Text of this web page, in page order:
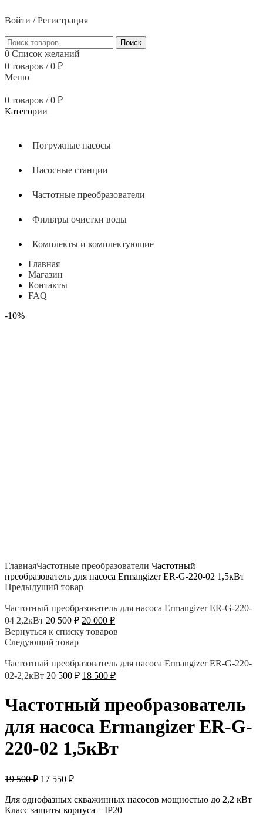
Войти / Регистрация
Поиск
0 Список желаний
0 товаров / 0 ₽
Меню
0 товаров / 0 ₽
Категории
Погружные насосы
Насосные станции
Частотные преобразователи
Фильтры очистки воды
Комплекты и комплектующие
Главная
Магазин
Контакты
FAQ
-10%
ГлавнаяЧастотные преобразователи Частотный
преобразователь для насоса Ermangizer ER-G-220-02 1,5кВт
Предыдущий товар
Частотный преобразователь для насоса Ermangizer ER-G-220-
04 2,2кВт 20 500₽ Первоначальная
цена
составляла
500 ₽.
20 000 ₽Текущая
цена:
Вернуться к списку товаров
Следующий товар
Частотный преобразователь для насоса Ermangizer ER-G-220-
02-2,2кВт 20 500₽ Первоначальная
20
18 500 ₽Текущая
500 ₽.
Частотный преобразователь
для насоса Ermangizer ER-G-
220-02 1,5кВт
19 500₽ Первоначальная
составляла
19
17 550 ₽Текущая
17
550 ₽.
Для однофазных скважинных насосов мощностью до 2,2 кВт
Класс защиты корпуса – IP20